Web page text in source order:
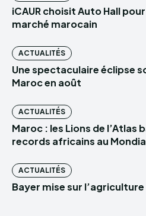
iCAUR choisit Auto Hall
marché marocain
ACTUALITÉS
Une spectaculaire éclipse
Maroc en août
ACTUALITÉS
Maroc : les Lions de l’Atlas
records africains au
ACTUALITÉS
Bayer mise sur